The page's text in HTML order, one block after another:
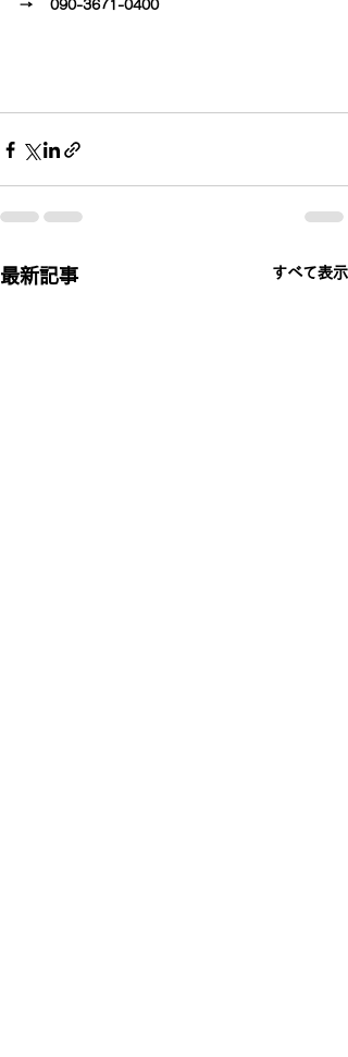
→    090-3671-0400
最新記事 すべて表示